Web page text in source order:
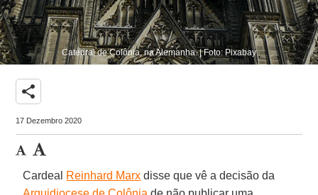
Catedral de Colônia, na Alemanha. | Foto: Pixabay
share
17 Dezembro 2020
Cardeal Reinhard Marx disse que vê a decisão da